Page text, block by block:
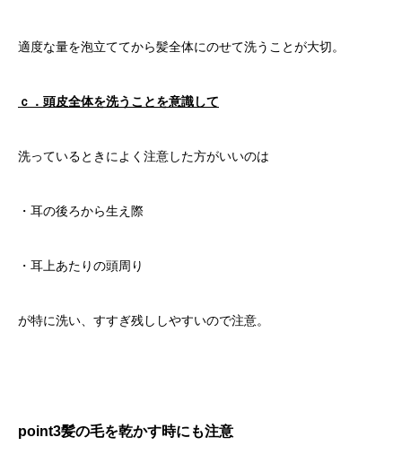
適度な量を泡立ててから髪全体にのせて洗うことが大切。
ｃ．頭皮全体を洗うことを意識して
洗っているときによく注意した方がいいのは
・耳の後ろから生え際
・耳上あたりの頭周り
が特に洗い、すすぎ残ししやすいので注意。
point3髪の毛を乾かす時にも注意